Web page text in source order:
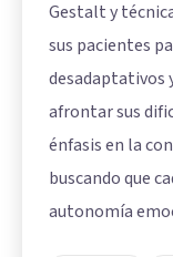
Gestalt y
sus pacientes
desadaptativos
afrontar sus
énfasis en la
buscando que
autonomía